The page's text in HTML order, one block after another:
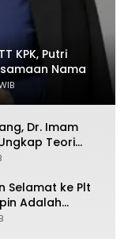
KPK, Putri
Nama
Dr. Imam
Teori
Selamat ke Plt
Adalah